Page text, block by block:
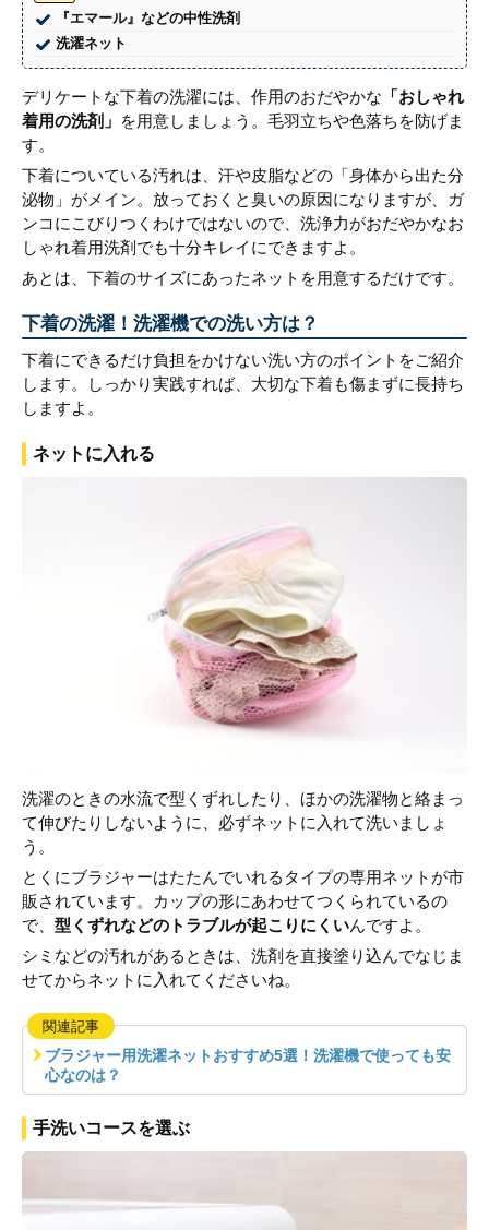
『エマール』などの中性洗剤
洗濯ネット
デリケートな下着の洗濯には、作用のおだやかな 「おしゃれ
着用の洗剤」 を用意しましょう。毛羽立ちや色落ちを防げま
す。
下着についている汚れは、汗や皮脂などの「身体から出た分
泌物」がメイン。放っておくと臭いの原因になりますが、ガ
ンコにこびりつくわけではないので、洗浄力がおだやかなお
しゃれ着用洗剤でも十分キレイにできますよ。
あとは、下着のサイズにあったネットを用意するだけです。
下着の洗濯！洗濯機での洗い方は？
下着にできるだけ負担をかけない洗い方のポイントをご紹介
します。しっかり実践すれば、大切な下着も傷まずに長持ち
しますよ。
ネットに入れる
洗濯のときの水流で型くずれしたり、ほかの洗濯物と絡まっ
て伸びたりしないように、必ずネットに入れて洗いましょ
う。
とくにブラジャーはたたんでいれるタイプの専用ネットが市
販されています。カップの形にあわせてつくられているの
で、 型くずれなどのトラブルが起こりにくいんですよ。
シミなどの汚れがあるときは、洗剤を直接塗り込んでなじま
せてからネットに入れてくださいね。
関連記事
ブラジャー用洗濯ネットおすすめ5選！洗濯機で使っても安
心なのは？
手洗いコースを選ぶ